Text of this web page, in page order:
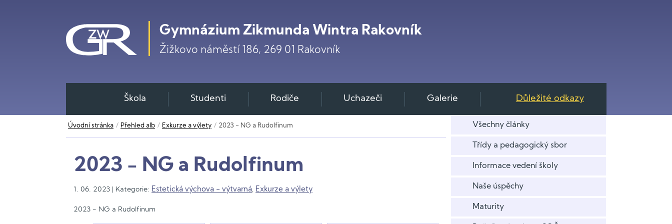
Gymnázium Zikmunda Wintra Rakovník
Žižkovo náměstí 186, 269 01 Rakovník
Škola Studenti Rodiče Uchazeči Galerie Důležité odkazy
Úvodní stránka Přehled alb Exkurze a výlety 2023 - NG a Rudolfinum
2023 - NG a Rudolfinum
1. 06. 2023 | Kategorie: Estetická výchova - výtvarná, Exkurze a výlety
2023 - NG a Rudolfinum
Všechny články
Třídy a pedagogický sbor
Informace vedení školy
Naše úspěchy
Maturity